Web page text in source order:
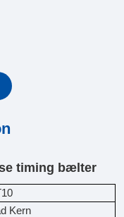
timing bælter
Kern